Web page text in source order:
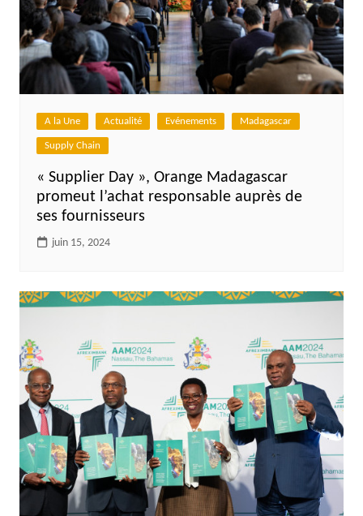
A la Une Actualité Evénements Madagascar
Supply Chain
« Supplier Day », Orange Madagascar
promeut l’achat responsable auprès de
ses fournisseurs
juin 15, 2024